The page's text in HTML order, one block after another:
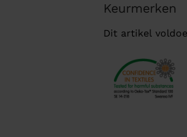
Keurmerken
Dit artikel